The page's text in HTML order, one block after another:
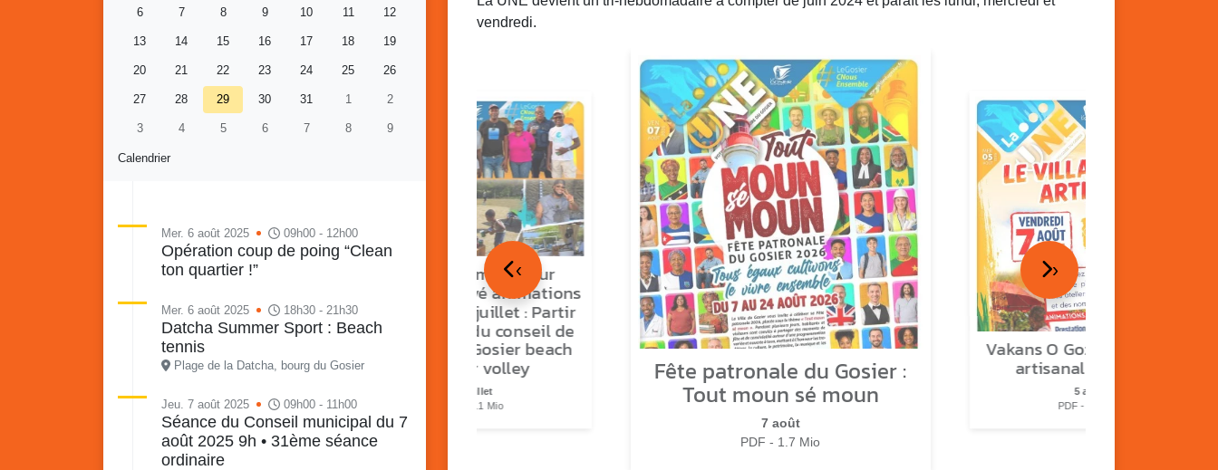
Calendrier
6 7 8 9 10 11 12
13 14 15 16 17 18 19
20 21 22 23 24 25 26
27 28 29 30 31 1 2
3 4 5 6 7 8 9
Mer. 6 août 2025 09h00 - 12h00
Opération coup de poing “Clean
ton quartier !”
Mer. 6 août 2025 18h30 - 21h30
Datcha Summer Sport : Beach
tennis
Plage de la Datcha, bourg du Gosier
Jeu. 7 août 2025 09h00 - 11h00
Séance du Conseil municipal du 7
août 2025 9h • 31ème séance
ordinaire
vendredi.
Vakans o Gozyé : Gosier
Lanta
PDF - 1.6 Mio
Retour en images sur
Vakans O Gozyé animations
du samedi 18 juillet : Partir
en livre, fête du conseil de
quartier n°3, Gosier beach
summer volley
23 juillet
PDF - 5.1 Mio
Fête patronale du Gosier :
Tout moun sé moun
7 août
PDF - 1.7 Mio
Vakans O Gozyé : le village
artisanal du Gosier
5 août
PDF - 1.2 Mio
‹ ›